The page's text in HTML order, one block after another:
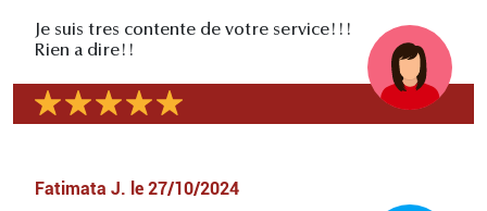
Je suis tres contente de votre service!!!
Rien a dire!!
Fatimata J. le 27/10/2024